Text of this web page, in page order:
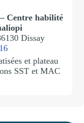
Centre habilité
Dissay
et plateau
SST et MAC